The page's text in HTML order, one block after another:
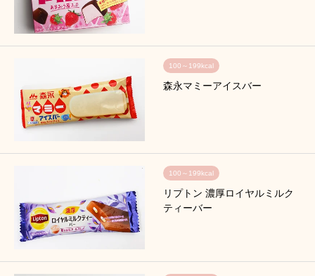
100～199kcal
森永マミーアイスバー
100～199kcal
リプトン 濃厚ロイヤルミルク
ティーバー